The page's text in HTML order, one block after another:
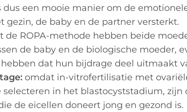
dus een mooie manier om de
gezin, de baby en de partner versterkt.
de ROPA-methode hebben beide
de baby en de biologische moeder,
dat hun bijdrage deel uitmaakt
omdat in-vitrofertilisatie met
in het blastocyststadium,
de eicellen doneert jong en gezond is.